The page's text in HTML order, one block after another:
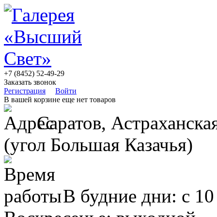
+7 (8452) 52-49-29
Заказать звонок
Регистрация
Войти
В вашей корзине еще нет товаров
Саратов,
(угол Большая Казачья)
В будние дни: с